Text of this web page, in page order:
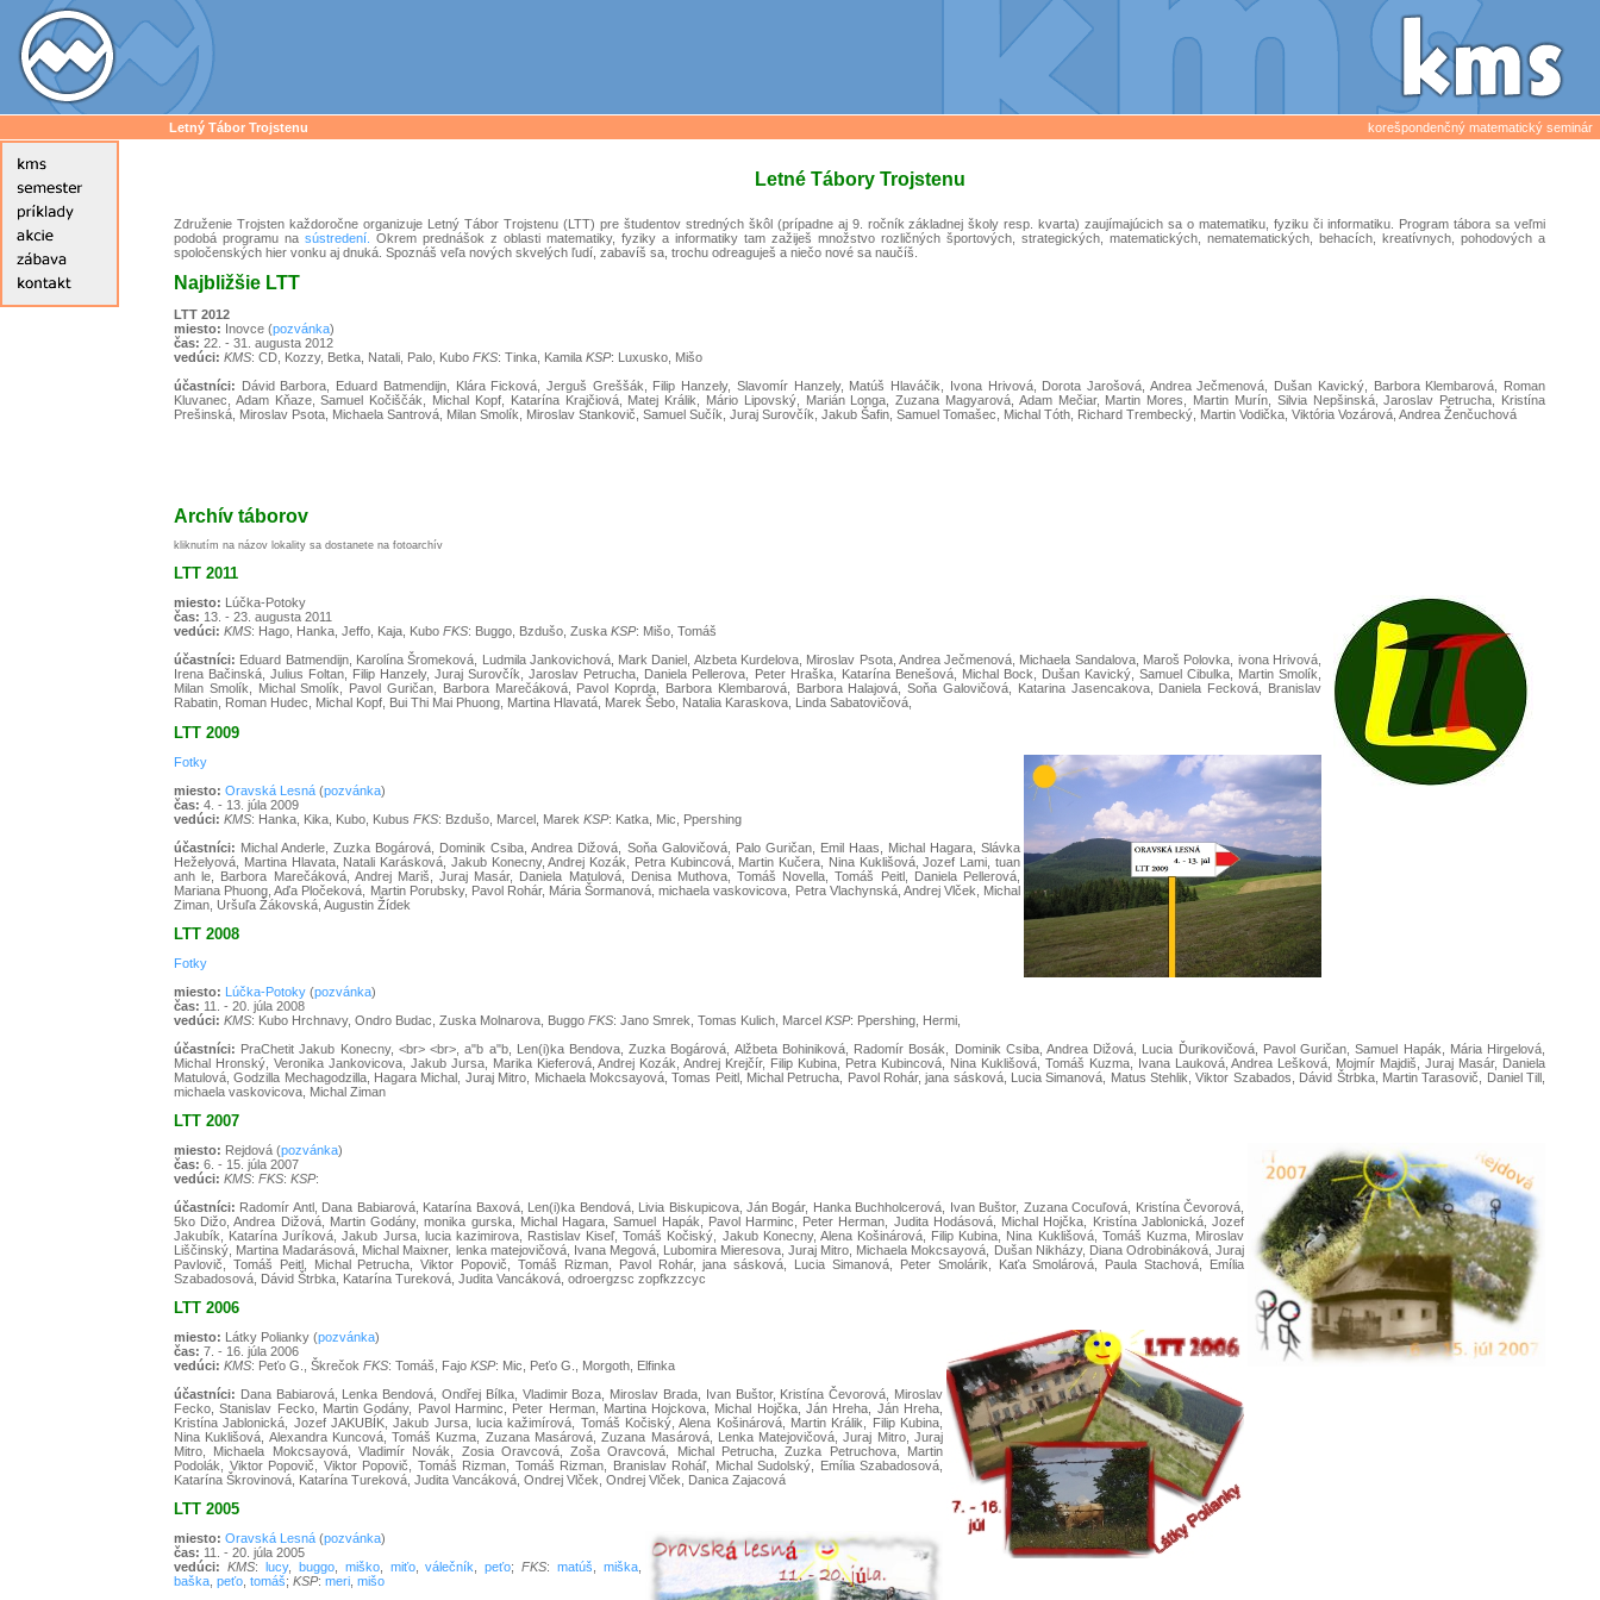
Letný Tábor Trojstenu korešpondenčný matematický seminár
Letné Tábory Trojstenu
Združenie Trojsten každoročne organizuje Letný Tábor Trojstenu (LTT) pre študentov stredných škôl (prípadne aj 9. ročník základnej školy resp. kvarta) zaujímajúcich sa o matematiku, fyziku či informatiku. Program tábora sa veľmi
podobá programu na sústredení. Okrem prednášok z oblasti matematiky, fyziky a informatiky tam zažiješ množstvo rozličných športových, strategických, matematických, nematematických, behacích, kreatívnych, pohodových a
spoločenských hier vonku aj dnuká. Spoznáš veľa nových skvelých ľudí, zabavíš sa, trochu odreaguješ a niečo nové sa naučíš.
Najbližšie LTT
LTT 2012
miesto: Inovce (pozvánka)
čas: 22. - 31. augusta 2012
vedúci: KMS: CD, Kozzy, Betka, Natali, Palo, Kubo FKS: Tinka, Kamila KSP: Luxusko, Mišo
účastníci: Dávid Barbora, Eduard Batmendijn, Klára Ficková, Jerguš Greššák, Filip Hanzely, Slavomír Hanzely, Matúš Hlaváčik, Ivona Hrivová, Dorota Jarošová, Andrea Ječmenová, Dušan Kavický, Barbora Klembarová, Roman
Kluvanec, Adam Kňaze, Samuel Kočiščák, Michal Kopf, Katarína Krajčiová, Matej Králik, Mário Lipovský, Marián Longa, Zuzana Magyarová, Adam Mečiar, Martin Mores, Martin Murín, Silvia Nepšinská, Jaroslav Petrucha, Kristína
Prešinská, Miroslav Psota, Michaela Santrová, Milan Smolík, Miroslav Stankovič, Samuel Sučík, Juraj Surovčík, Jakub Šafin, Samuel Tomašec, Michal Tóth, Richard Trembecký, Martin Vodička, Viktória Vozárová, Andrea Ženčuchová
Archív táborov
kliknutím na názov lokality sa dostanete na fotoarchív
LTT 2011
miesto: Lúčka-Potoky
čas: 13. - 23. augusta 2011
vedúci: KMS: Hago, Hanka, Jeffo, Kaja, Kubo FKS: Buggo, Bzdušo, Zuska KSP: Mišo, Tomáš
účastníci: Eduard Batmendijn, Karolína Šromeková, Ludmila Jankovichová, Mark Daniel, Alzbeta Kurdelova, Miroslav Psota, Andrea Ječmenová, Michaela Sandalova, Maroš Polovka, ivona Hrivová,
Irena Bačinská, Julius Foltan, Filip Hanzely, Juraj Surovčík, Jaroslav Petrucha, Daniela Pellerova, Peter Hraška, Katarína Benešová, Michal Bock, Dušan Kavický, Samuel Cibulka, Martin Smolík,
Milan Smolík, Michal Smolík, Pavol Guričan, Barbora Marečáková, Pavol Koprda, Barbora Klembarová, Barbora Halajová, Soňa Galovičová, Katarina Jasencakova, Daniela Fecková, Branislav
Rabatin, Roman Hudec, Michal Kopf, Bui Thi Mai Phuong, Martina Hlavatá, Marek Šebo, Natalia Karaskova, Linda Sabatovičová,
LTT 2009
Fotky
miesto: Oravská Lesná (pozvánka)
čas: 4. - 13. júla 2009
vedúci: KMS: Hanka, Kika, Kubo, Kubus FKS: Bzdušo, Marcel, Marek KSP: Katka, Mic, Ppershing
účastníci: Michal Anderle, Zuzka Bogárová, Dominik Csiba, Andrea Dižová, Soňa Galovičová, Palo Guričan, Emil Haas, Michal Hagara, Slávka
Heželyová, Martina Hlavata, Natali Karásková, Jakub Konecny, Andrej Kozák, Petra Kubincová, Martin Kučera, Nina Kuklišová, Jozef Lami, tuan
anh le, Barbora Marečáková, Andrej Mariš, Juraj Masár, Daniela Matulová, Denisa Muthova, Tomáš Novella, Tomáš Peitl, Daniela Pellerová,
Mariana Phuong, Aďa Pločeková, Martin Porubsky, Pavol Rohár, Mária Šormanová, michaela vaskovicova, Petra Vlachynská, Andrej Vlček, Michal
Ziman, Uršuľa Žákovská, Augustin Žídek
LTT 2008
Fotky
miesto: Lúčka-Potoky (pozvánka)
čas: 11. - 20. júla 2008
vedúci: KMS: Kubo Hrchnavy, Ondro Budac, Zuska Molnarova, Buggo FKS: Jano Smrek, Tomas Kulich, Marcel KSP: Ppershing, Hermi,
účastníci: PraChetit Jakub Konecny, <br> <br>, a"b a"b, Len(i)ka Bendova, Zuzka Bogárová, Alžbeta Bohiniková, Radomír Bosák, Dominik Csiba, Andrea Dižová, Lucia Ďurikovičová, Pavol Guričan, Samuel Hapák, Mária Hirgelová,
Michal Hronský, Veronika Jankovicova, Jakub Jursa, Marika Kieferová, Andrej Kozák, Andrej Krejčír, Filip Kubina, Petra Kubincová, Nina Kuklišová, Tomáš Kuzma, Ivana Lauková, Andrea Lešková, Mojmír Majdiš, Juraj Masár, Daniela
Matulová, Godzilla Mechagodzilla, Hagara Michal, Juraj Mitro, Michaela Mokcsayová, Tomas Peitl, Michal Petrucha, Pavol Rohár, jana sásková, Lucia Simanová, Matus Stehlik, Viktor Szabados, Dávid Štrbka, Martin Tarasovič, Daniel Till,
michaela vaskovicova, Michal Ziman
LTT 2007
miesto: Rejdová (pozvánka)
čas: 6. - 15. júla 2007
vedúci: KMS: FKS: KSP:
účastníci: Radomír Antl, Dana Babiarová, Katarína Baxová, Len(i)ka Bendová, Livia Biskupicova, Ján Bogár, Hanka Buchholcerová, Ivan Buštor, Zuzana Cocuľová, Kristína Čevorová,
5ko Dižo, Andrea Dižová, Martin Godány, monika gurska, Michal Hagara, Samuel Hapák, Pavol Harminc, Peter Herman, Judita Hodásová, Michal Hojčka, Kristína Jablonická, Jozef
Jakubík, Katarína Juríková, Jakub Jursa, lucia kazimirova, Rastislav Kiseľ, Tomáš Kočiský, Jakub Konecny, Alena Košinárová, Filip Kubina, Nina Kuklišová, Tomáš Kuzma, Miroslav
Liščinský, Martina Madarásová, Michal Maixner, lenka matejovičová, Ivana Megová, Lubomira Mieresova, Juraj Mitro, Michaela Mokcsayová, Dušan Nikházy, Diana Odrobináková, Juraj
Pavlovič, Tomáš Peitl, Michal Petrucha, Viktor Popovič, Tomáš Rizman, Pavol Rohár, jana sásková, Lucia Simanová, Peter Smolárik, Kaťa Smolárová, Paula Stachová, Emília
Szabadosová, Dávid Štrbka, Katarína Tureková, Judita Vancáková, odroergzsc zopfkzzcyc
LTT 2006
miesto: Látky Polianky (pozvánka)
čas: 7. - 16. júla 2006
vedúci: KMS: Peťo G., Škrečok FKS: Tomáš, Fajo KSP: Mic, Peťo G., Morgoth, Elfinka
účastníci: Dana Babiarová, Lenka Bendová, Ondřej Bílka, Vladimir Boza, Miroslav Brada, Ivan Buštor, Kristína Čevorová, Miroslav
Fecko, Stanislav Fecko, Martin Godány, Pavol Harminc, Peter Herman, Martina Hojckova, Michal Hojčka, Ján Hreha, Ján Hreha,
Kristína Jablonická, Jozef JAKUBÍK, Jakub Jursa, lucia kažimírová, Tomáš Kočiský, Alena Košinárová, Martin Králik, Filip Kubina,
Nina Kuklišová, Alexandra Kuncová, Tomáš Kuzma, Zuzana Masárová, Zuzana Masárová, Lenka Matejovičová, Juraj Mitro, Juraj
Mitro, Michaela Mokcsayová, Vladimír Novák, Zosia Oravcová, Zoša Oravcová, Michal Petrucha, Zuzka Petruchova, Martin
Podolák, Viktor Popovič, Viktor Popovič, Tomáš Rizman, Tomáš Rizman, Branislav Roháľ, Michal Sudolský, Emília Szabadosová,
Katarína Škrovinová, Katarína Tureková, Judita Vancáková, Ondrej Vlček, Ondrej Vlček, Danica Zajacová
LTT 2005
miesto: Oravská Lesná (pozvánka)
čas: 11. - 20. júla 2005
vedúci: KMS: lucy, buggo, miško, miťo,válečník ,peťo;FKS:matúš ,miška
baška peťo tomáš; KSP: meri mišo